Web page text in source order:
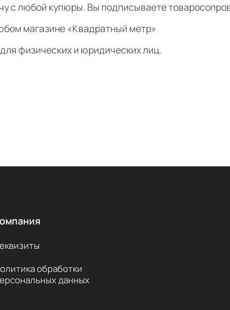
с любой купюры. Вы подписываете
магазине «Квадратный метр»
физических и юридических лиц.
обработки
данных